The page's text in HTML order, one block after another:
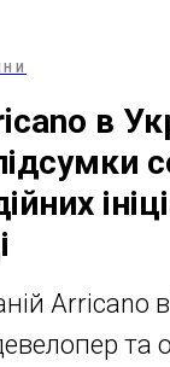
в
Arricano
та